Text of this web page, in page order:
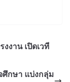
งาน เปิดเวที
กษา แบ่งกลุ่ม